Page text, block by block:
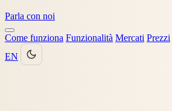
Parla con noi
Come funziona Funzionalità Mercati Prezzi
EN